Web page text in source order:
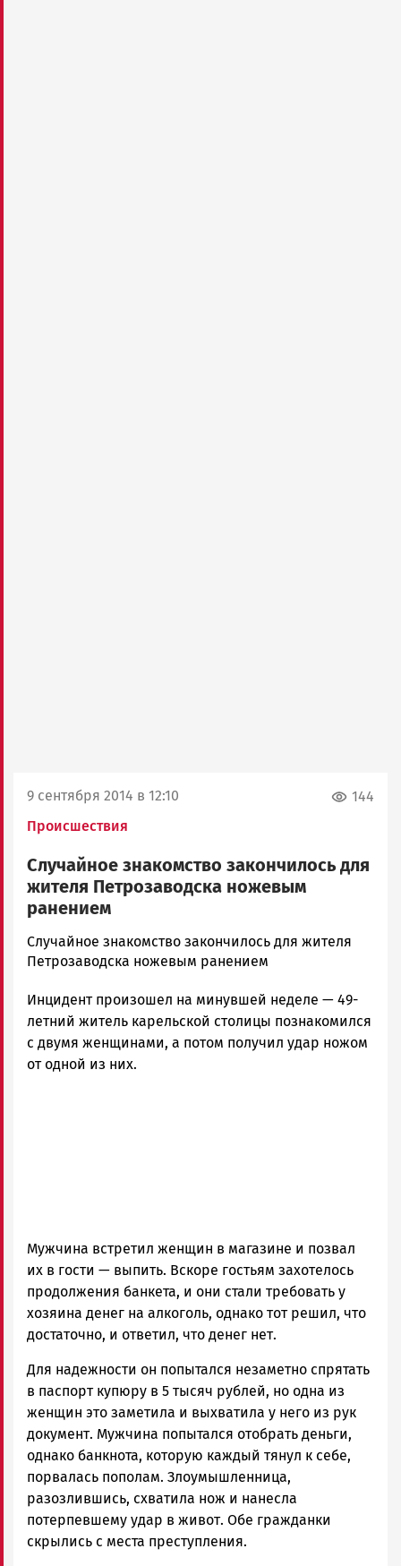
9 сентября 2014 в 12:10
Происшествия
144
Случайное знакомство закончилось для
жителя Петрозаводска ножевым
ранением
admintimur
Новости
и
Карелии
|
Петрозаводск
Случайное знакомство закончилось для жителя
Петрозаводска ножевым ранением
Инцидент произошел на минувшей неделе — 49-
летний житель карельской столицы познакомился
с двумя женщинами, а потом получил удар ножом
от одной из них.
Мужчина встретил женщин в магазине и позвал
их в гости — выпить. Вскоре гостьям захотелось
продолжения банкета, и они стали требовать у
хозяина денег на алкоголь, однако тот решил, что
достаточно, и ответил, что денег нет.
Для надежности он попытался незаметно спрятать
в паспорт купюру в 5 тысяч рублей, но одна из
женщин это заметила и выхватила у него из рук
документ. Мужчина попытался отобрать деньги,
однако банкнота, которую каждый тянул к себе,
порвалась пополам. Злоумышленница,
разозлившись, схватила нож и нанесла
потерпевшему удар в живот. Обе гражданки
скрылись с места преступления.